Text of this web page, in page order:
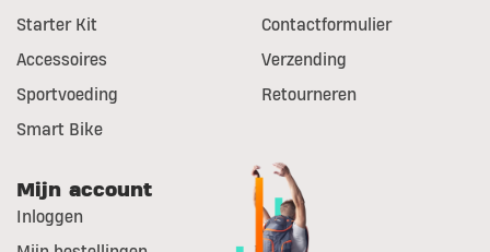
Starter Kit
Accessoires
Sportvoeding
Smart Bike
Contactformulier
Verzending
Retourneren
Mijn account
Inloggen